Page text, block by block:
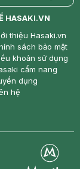
price
HASAKI.VN
thiệu Hasaki.vn
sách bảo mật
khoản sử dụng
cẩm nang
dụng
hệ